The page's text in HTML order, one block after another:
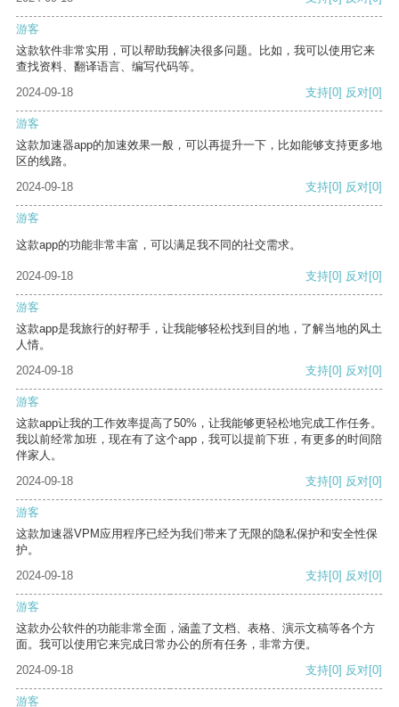
游客
这款软件非常实用，可以帮助我解决很多问题。比如，我可以使用它来
查找资料、翻译语言、编写代码等。
2024-09-18
支持[0] 反对[0]
游客
这款加速器app的加速效果一般，可以再提升一下，比如能够支持更多地
区的线路。
2024-09-18
支持[0] 反对[0]
游客
这款app的功能非常丰富，可以满足我不同的社交需求。
2024-09-18 支持[0] 反对[0]
游客
这款app是我旅行的好帮手，让我能够轻松找到目的地，了解当地的风土
人情。
2024-09-18
支持[0] 反对[0]
游客
这款app让我的工作效率提高了50%，让我能够更轻松地完成工作任务。
我以前经常加班，现在有了这个app，我可以提前下班，有更多的时间陪
伴家人。
2024-09-18
支持[0] 反对[0]
游客
这款加速器VPM应用程序已经为我们带来了无限的隐私保护和安全性保
护。
2024-09-18
支持[0] 反对[0]
游客
这款办公软件的功能非常全面，涵盖了文档、表格、演示文稿等各个方
面。我可以使用它来完成日常办公的所有任务，非常方便。
2024-09-18
支持[0] 反对[0]
游客